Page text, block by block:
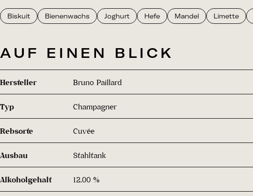
Biskuit Bienenwachs Joghurt Hefe Mandel Limette
AUF EINEN BLICK
Hersteller Bruno Paillard
Typ Champagner
Rebsorte Cuvée
Ausbau Stahltank
Alkoholgehalt 12.00 %